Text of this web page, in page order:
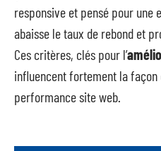
responsive et pensé pour
abaisse le taux de rebond et
Ces critères, clés pour l’
influencent fortement la
performance site web.